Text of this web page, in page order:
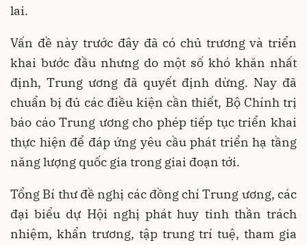
lai.
Vấn đề này trước đây đã có chủ trương và triển
khai bước đầu nhưng do một số khó khăn nhất
định, Trung ương đã quyết định dừng. Nay đã
chuẩn bị đủ các điều kiện cần thiết, Bộ Chính trị
báo cáo Trung ương cho phép tiếp tục triển khai
thực hiện để đáp ứng yêu cầu phát triển hạ tầng
năng lượng quốc gia trong giai đoạn tới.
Tổng Bí thư đề nghị các đồng chí Trung ương, các
đại biểu dự Hội nghị phát huy tinh thần trách
nhiệm, khẩn trương, tập trung trí tuệ, tham gia